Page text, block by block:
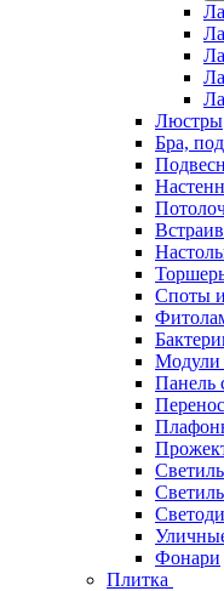
Люстры
Бра,
Споты и
Модули
Панель
Фонари
Плитка